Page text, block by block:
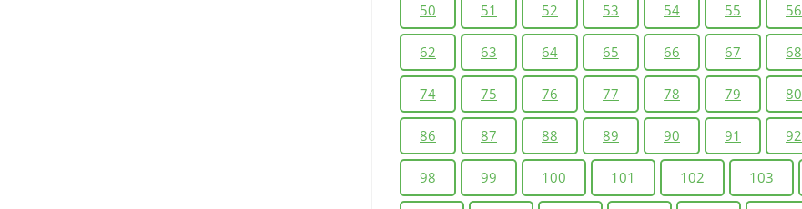
50 51 52 53 54 55 56
62 63 64 65 66 67 68
74 75 76 77 78 79 80
86 87 88 89 90 91 92
98 99 100 101 102 103